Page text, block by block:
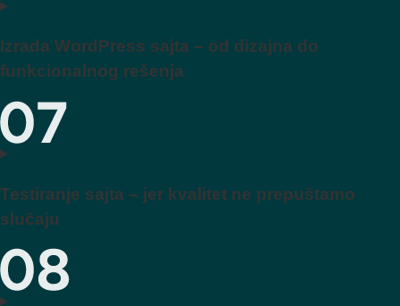
Izrada WordPress sajta – od dizajna do
funkcionalnog rešenja
Testiranje sajta – jer kvalitet ne prepuštamo
slučaju